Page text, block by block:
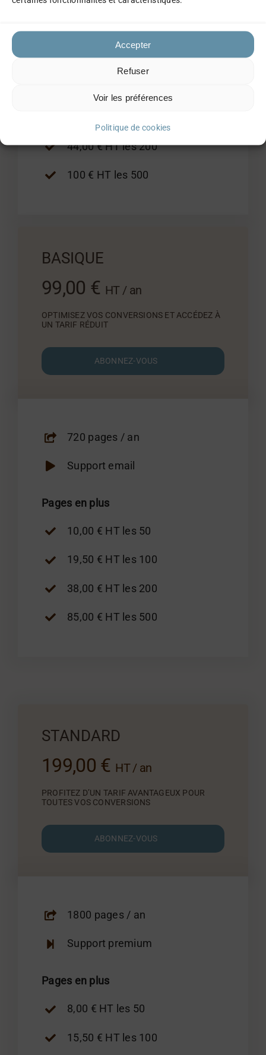
Accepter
Refuser
Voir les préférences
Politique de cookies
Pages en plus
44,00 € HT les 200
100 € HT les 500
BASIQUE
99,00 € HT / an
OPTIMISEZ VOS CONVERSIONS ET ACCÉDEZ À
UN TARIF RÉDUIT
ABONNEZ-VOUS
720 pages / an
Support email
Pages en plus
10,00 € HT les 50
19,50 € HT les 100
38,00 € HT les 200
85,00 € HT les 500
STANDARD
199,00 € HT / an
PROFITEZ D’UN TARIF AVANTAGEUX POUR
TOUTES VOS CONVERSIONS
ABONNEZ-VOUS
1800 pages / an
Support premium
Pages en plus
8,00 € HT les 50
15,50 € HT les 100